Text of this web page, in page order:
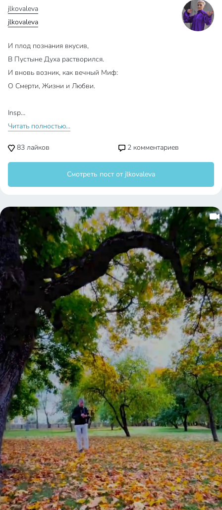
jlkovaleva
jlkovaleva
И плод познания вкусив,
В Пустыне Духа растворился.
И вновь возник, как вечный Миф:
О Смерти, Жизни и Любви.
Insp…
Читать полностью...
83 лайков 2 комментариев
Смотреть пост от jlkovaleva